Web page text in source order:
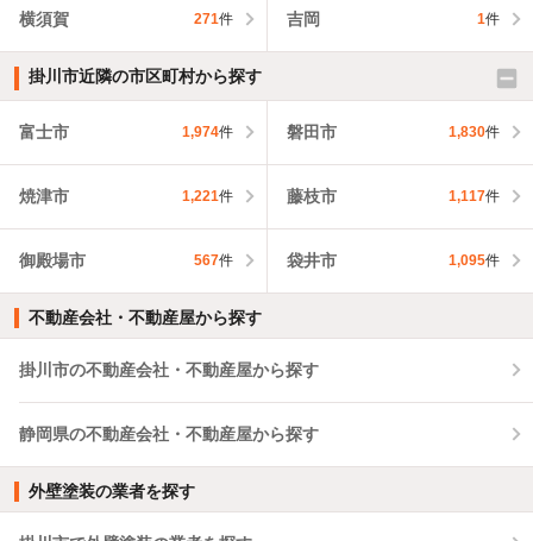
横須賀 271件 吉岡 1件
掛川市近隣の市区町村から探す
富士市 1,974件 磐田市 1,830件
焼津市 1,221件 藤枝市 1,117件
御殿場市 567件 袋井市 1,095件
不動産会社・不動産屋から探す
掛川市の不動産会社・不動産屋から探す
静岡県の不動産会社・不動産屋から探す
外壁塗装の業者を探す